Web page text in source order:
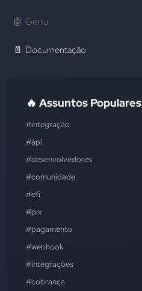
🤖 Gênia
📄 Documentação
🔥 Assuntos Populares
#integração
#api
#desenvolvedores
#comunidade
#efí
#pix
#pagamento
#webhook
#integrações
#cobrança